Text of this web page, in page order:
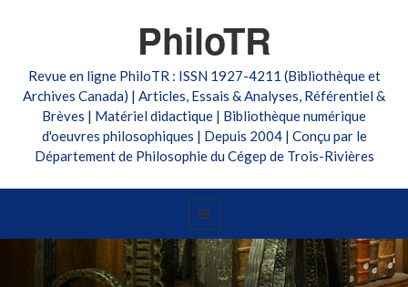
PhiloTR
Revue en ligne PhiloTR : ISSN 1927-4211 (Bibliothèque et
Archives Canada) | Articles, Essais & Analyses, Référentiel &
Brèves | Matériel didactique | Bibliothèque numérique
d'oeuvres philosophiques | Depuis 2004 | Conçu par le
Département de Philosophie du Cégep de Trois-Rivières